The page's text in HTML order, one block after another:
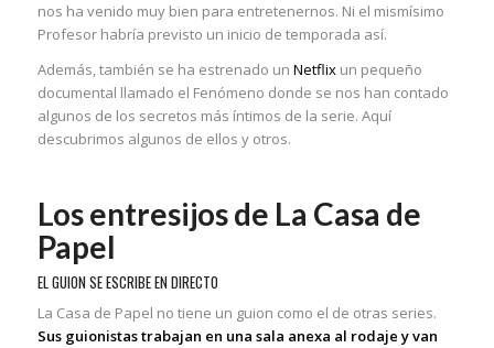
nos ha venido muy bien para entretenernos. Ni el mismísimo
Profesor habría previsto un inicio de temporada así.
Además, también se ha estrenado un Netflix un pequeño
documental llamado el Fenómeno donde se nos han contado
algunos de los secretos más íntimos de la serie. Aquí
descubrimos algunos de ellos y otros.
Los entresijos de La Casa de
Papel
EL GUION SE ESCRIBE EN DIRECTO
La Casa de Papel no tiene un guion como el de otras series.
Sus guionistas trabajan en una sala anexa al rodaje y van